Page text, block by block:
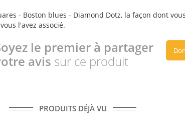
- Boston blues - Diamond Dotz, la façon dont
l'avez associé.
le premier à partager
avis sur ce produit
PRODUITS DÉJÀ VU